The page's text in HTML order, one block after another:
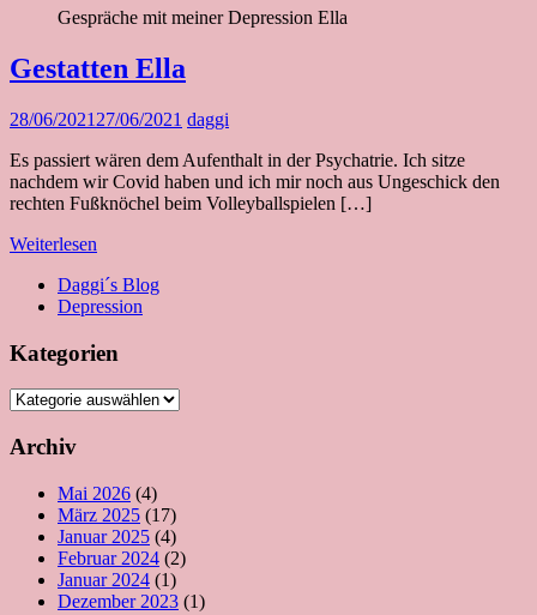
Gespräche mit meiner Depression Ella
Gestatten Ella
28/06/2021 27/06/2021 daggi
Es passiert wären dem Aufenthalt in der Psychatrie. Ich sitze
nachdem wir Covid haben und ich mir noch aus Ungeschick den
rechten Fußknöchel beim Volleyballspielen […]
Weiterlesen
Daggi´s Blog
Depression
Kategorien
Kategorien
Archiv
Mai 2026 (4)
März 2025 (17)
Januar 2025 (4)
Februar 2024 (2)
Januar 2024 (1)
Dezember 2023 (1)